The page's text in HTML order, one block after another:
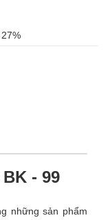
27%
- 99
những sản phẩm